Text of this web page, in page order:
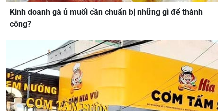
Kinh doanh gà ủ muối cần chuẩn bị những gì để thành
công?